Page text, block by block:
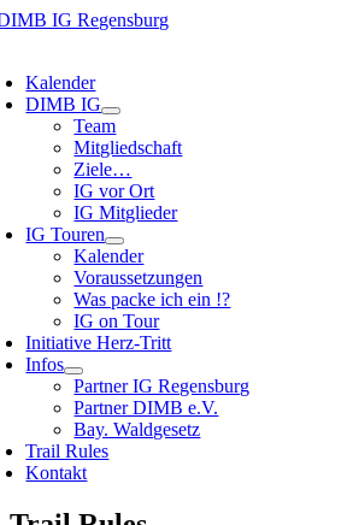
Zum
Kalender
DIMB IG
Team
Mitgliedschaft
Ziele…
IG vor Ort
IG Mitglieder
IG Touren
Kalender
Voraussetzungen
Was packe ich ein !?
IG on Tour
Initiative Herz-Tritt
Infos
Partner IG Regensburg
Partner DIMB e.V.
Bay. Waldgesetz
Trail Rules
Kontakt